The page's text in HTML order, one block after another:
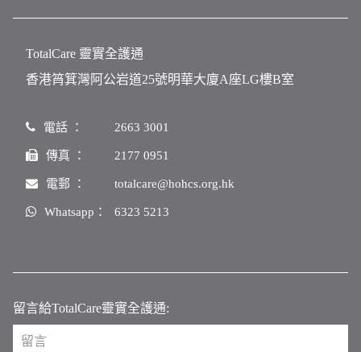
TotalCare 靈實全護通
香港筲箕灣阿公岩道25號明華大廈A座LG樓B室
電話 ： 2663 3001
傳真 ： 2177 0951
電郵 ： totalcare@hohcs.org.hk
Whatsapp： 6323 5213
留言給TotalCare靈實全護通: